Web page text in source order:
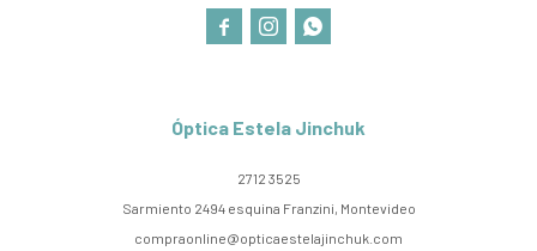
Óptica Estela Jinchuk
2712 3525
Sarmiento 2494 esquina Franzini, Montevideo
compraonline@opticaestelajinchuk.com
  